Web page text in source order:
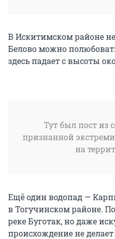
В Искитимском районе
Белово можно
здесь падает с высоты
Тут был пост из
признанной
на
Ещё один водопад —
в Тогучинском районе.
реке Буготак, но даже
происхождение не делает